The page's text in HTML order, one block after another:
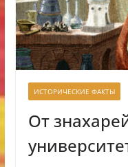
ИСТОРИЧЕСКИЕ ФАКТЫ
От